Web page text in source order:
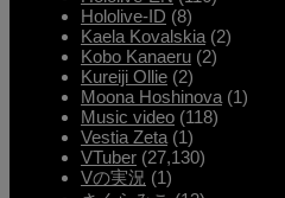
Hololive-ID (8)
Kaela Kovalskia (2)
Kobo Kanaeru (2)
Kureiji Ollie (2)
Moona Hoshinova (1)
Music video (118)
Vestia Zeta (1)
VTuber (27,130)
Vの実況 (1)